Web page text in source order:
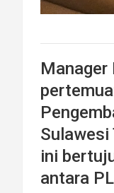
Manager
Sulawesi
ini
antara